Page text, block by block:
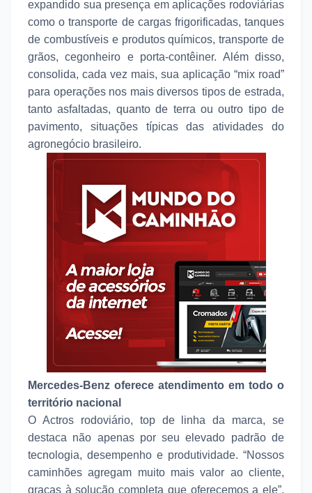
expandido sua presença em aplicações rodoviárias
como o transporte de cargas frigorificadas, tanques
de combustíveis e produtos químicos, transporte de
grãos, cegonheiro e porta-contêiner. Além disso,
consolida, cada vez mais, sua aplicação “mix road”
para operações nos mais diversos tipos de estrada,
tanto asfaltadas, quanto de terra ou outro tipo de
pavimento, situações típicas das atividades do
agronegócio brasileiro.
Mercedes-Benz oferece atendimento em todo o
território nacional
O Actros rodoviário, top de linha da marca, se
destaca não apenas por seu elevado padrão de
tecnologia, desempenho e produtividade. “Nossos
caminhões agregam muito mais valor ao cliente,
graças à solução completa que oferecemos a ele”,